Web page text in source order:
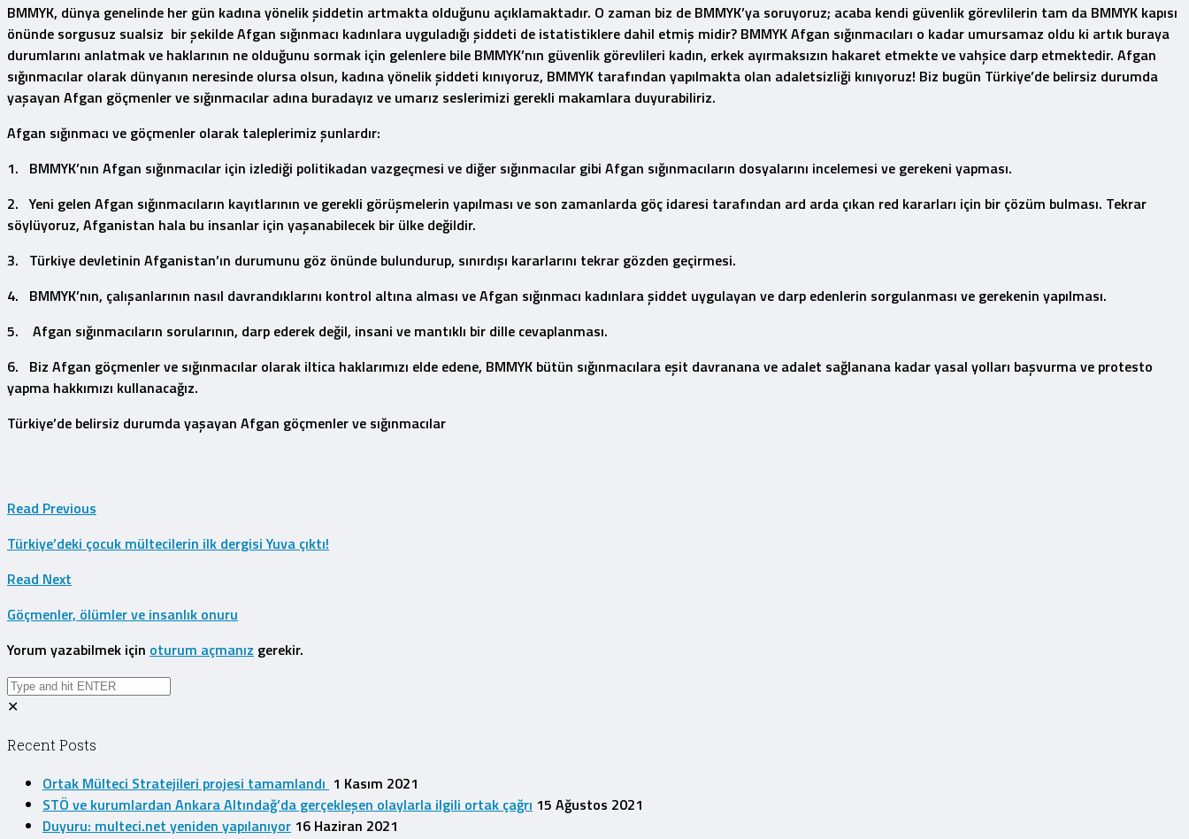
BMMYK, dünya genelinde her gün kadına yönelik şiddetin artmakta olduğunu açıklamaktadır. O zaman biz de BMMYK’ya soruyoruz; acaba kendi güvenlik görevlilerin tam da BMMYK kapısı
önünde sorgusuz sualsiz bir şekilde Afgan sığınmacı kadınlara uyguladığı şiddeti de istatistiklere dahil etmiş midir? BMMYK Afgan sığınmacıları o kadar umursamaz oldu ki artık buraya
durumlarını anlatmak ve haklarının ne olduğunu sormak için gelenlere bile BMMYK’nın güvenlik görevlileri kadın, erkek ayırmaksızın hakaret etmekte ve vahşice darp etmektedir. Afgan
sığınmacılar olarak dünyanın neresinde olursa olsun, kadına yönelik şiddeti kınıyoruz, BMMYK tarafından yapılmakta olan adaletsizliği kınıyoruz! Biz bugün Türkiye’de belirsiz durumda
yaşayan Afgan göçmenler ve sığınmacılar adına buradayız ve umarız seslerimizi gerekli makamlara duyurabiliriz.
Afgan sığınmacı ve göçmenler olarak taleplerimiz şunlardır:
1. BMMYK’nın Afgan sığınmacılar için izlediği politikadan vazgeçmesi ve diğer sığınmacılar gibi Afgan sığınmacıların dosyalarını incelemesi ve gerekeni yapması.
2. Yeni gelen Afgan sığınmacıların kayıtlarının ve gerekli görüşmelerin yapılması ve son zamanlarda göç idaresi tarafından ard arda çıkan red kararları için bir çözüm bulması. Tekrar
söylüyoruz, Afganistan hala bu insanlar için yaşanabilecek bir ülke değildir.
3. Türkiye devletinin Afganistan’ın durumunu göz önünde bulundurup, sınırdışı kararlarını tekrar gözden geçirmesi.
4. BMMYK’nın, çalışanlarının nasıl davrandıklarını kontrol altına alması ve Afgan sığınmacı kadınlara şiddet uygulayan ve darp edenlerin sorgulanması ve gerekenin yapılması.
5. Afgan sığınmacıların sorularının, darp ederek değil, insani ve mantıklı bir dille cevaplanması.
6. Biz Afgan göçmenler ve sığınmacılar olarak iltica haklarımızı elde edene, BMMYK bütün sığınmacılara eşit davranana ve adalet sağlanana kadar yasal yolları başvurma ve protesto
yapma hakkımızı kullanacağız.
Türkiye’de belirsiz durumda yaşayan Afgan göçmenler ve sığınmacılar
Read Previous
Türkiye’deki çocuk mültecilerin ilk dergisi Yuva çıktı!
Read Next
Göçmenler, ölümler ve insanlık onuru
Yorum yazabilmek için oturum açmanız gerekir.
✕
Recent Posts
Ortak Mülteci Stratejileri projesi tamamlandı 1 Kasım 2021
STÖ ve kurumlardan Ankara Altındağ’da gerçekleşen olaylarla ilgili ortak çağrı 15 Ağustos 2021
Duyuru: multeci.net yeniden yapılanıyor 16 Haziran 2021